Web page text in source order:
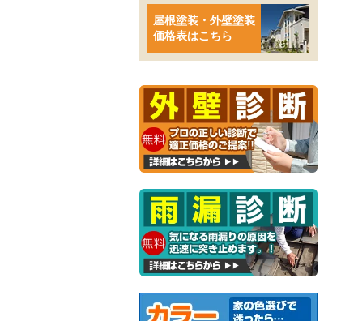
屋根塗装・外壁塗装
価格表はこちら